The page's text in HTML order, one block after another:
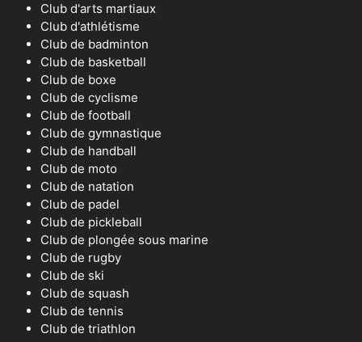
Club d'arts martiaux
Club d'athlétisme
Club de badminton
Club de basketball
Club de boxe
Club de cyclisme
Club de football
Club de gymnastique
Club de handball
Club de moto
Club de natation
Club de padel
Club de pickleball
Club de plongée sous marine
Club de rugby
Club de ski
Club de squash
Club de tennis
Club de triathlon